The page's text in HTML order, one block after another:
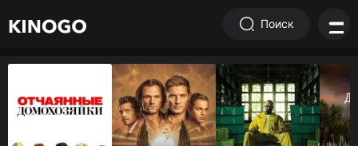
Поиск